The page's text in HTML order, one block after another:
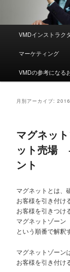
ュ
VMDインストラク
マーケティング
VMDの参考になる
月別アーカイブ:
マグネッ
ット売場
ント
マグネットとは、
お客様を引き付け
お客様を引きつけ
マグネットゾー
という順番で解釈
マグネットゾーン
お客様を引き付け